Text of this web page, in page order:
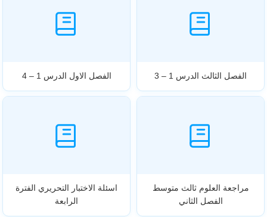
الفصل الثالث الدرس 1 – 3 الفصل الاول الدرس 1 – 4
مراجعة العلوم ثالث متوسط
الفصل الثاني
اسئلة الاختبار التحريري الفترة
الرابعة